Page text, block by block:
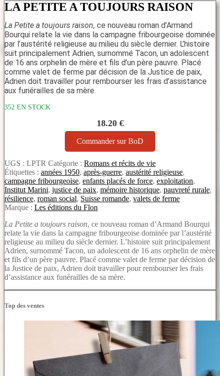
LA PETITE A TOUJOURS RAISON
La Petite a toujours raison, ce nouveau roman d’Armand
Bourqui relate la vie dans la campagne fribourgeoise dominée
par l’austérité religieuse au milieu du siècle dernier. L’histoire
suit principalement Adrien, surnommé Tacon, un adolescent
de 16 ans orphelin de mère et fils d’un père pauvre. Placé
comme valet de ferme par décision de la Justice de paix,
Adrien doit travailler pour rembourser les frais d’assistance
aux funérailles de sa mère.
352 EN STOCK
18.20 €
Commander sur BoD
UGS : LPTR Catégorie : Romans et récits de vie
Étiquettes : années 1950, après-guerre, austérité religieuse,
campagne fribourgeoise, enfants placés de force, exploitation,
Institut Marini, justice de paix, mémoire historique, pauvreté rurale,
résilience, roman social, Suisse romande, valets de ferme
Marque : Les éditions du Flon
La Petite a toujours raison, ce nouveau roman d’Armand Bourqui
relate la vie dans la campagne fribourgeoise dominée par l’austérité
religieuse au milieu du siècle dernier. L’histoire suit principalement
Adrien, surnommé Tacon, un adolescent de 16 ans orphelin de mère
et fils d’un père pauvre. Placé comme valet de ferme par décision de
la Justice de paix, Adrien doit travailler pour rembourser les frais
d’assistance aux funérailles de sa mère.
Top des ventes